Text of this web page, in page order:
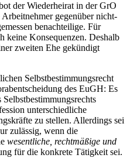
der Wiederheirat in der GrO
gegenüber nicht-
benachteilige. Für
keine Konsequenzen. Deshalb
zweiten Ehe gekündigt
Selbstbestimmungsrecht
des EuGH: Es
unterschiedliche
zu stellen. Allerdings sei
zulässig, wenn die
wesentliche, rechtmäßige und
für die konkrete Tätigkeit sei.